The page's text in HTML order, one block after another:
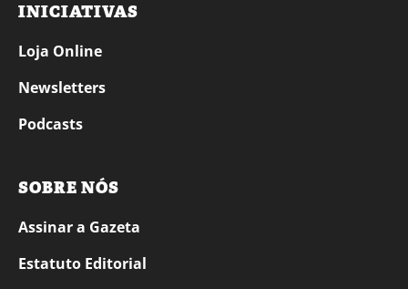
INICIATIVAS
Loja Online
Newsletters
Podcasts
SOBRE NÓS
Assinar a Gazeta
Estatuto Editorial